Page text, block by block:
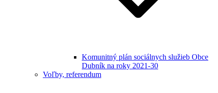
Komunitný plán sociálnych služieb Obce
Dubník na roky 2021-30
Voľby, referendum